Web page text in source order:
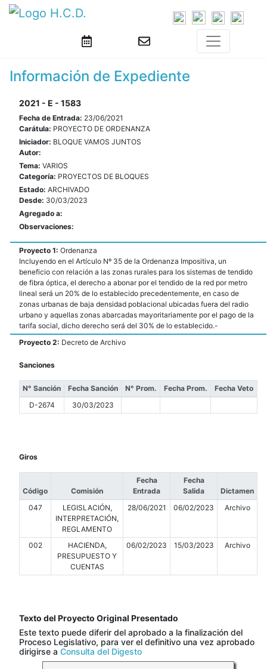
Información de Expediente
2021 - E - 1583
Fecha de Entrada: 23/06/2021
Carátula: PROYECTO DE ORDENANZA
Iniciador: BLOQUE VAMOS JUNTOS
Autor:
Tema: VARIOS
Categoría: PROYECTOS DE BLOQUES
Estado: ARCHIVADO
Desde: 30/03/2023
Agregado a:
Observaciones:
Proyecto 1: Ordenanza
Incluyendo en el Artículo Nº 35 de la Ordenanza Impositiva, un
beneficio con relación a las zonas rurales para los sistemas de tendido
de fibra óptica, el derecho a abonar por el tendido de la red por metro
lineal será un 20% de lo establecido precedentemente, en caso de
zonas urbanas de baja densidad poblacional ubicadas fuera del radio
urbano y aquellas zonas abarcadas mayoritariamente por el pago de la
tarifa social, dicho derecho será del 30% de lo establecido.-
Proyecto 2: Decreto de Archivo
Sanciones
N° Sanción Fecha Sanción N° Prom. Fecha Prom.
Fecha Veto
D-2674
30/03/2023
Giros
Código Comisión
Fecha
Entrada
Fecha
Salida
Dictamen
047
LEGISLACIÓN,
INTERPRETACIÓN,
REGLAMENTO
28/06/2021 06/02/2023 Archivo
002
HACIENDA,
PRESUPUESTO Y
CUENTAS
06/02/2023 15/03/2023 Archivo
Texto del Proyecto Original Presentado
Este texto puede diferir del aprobado a la finalización del
Proceso Legislativo, para ver el definitivo una vez aprobado
dirigirse a Consulta del Digesto